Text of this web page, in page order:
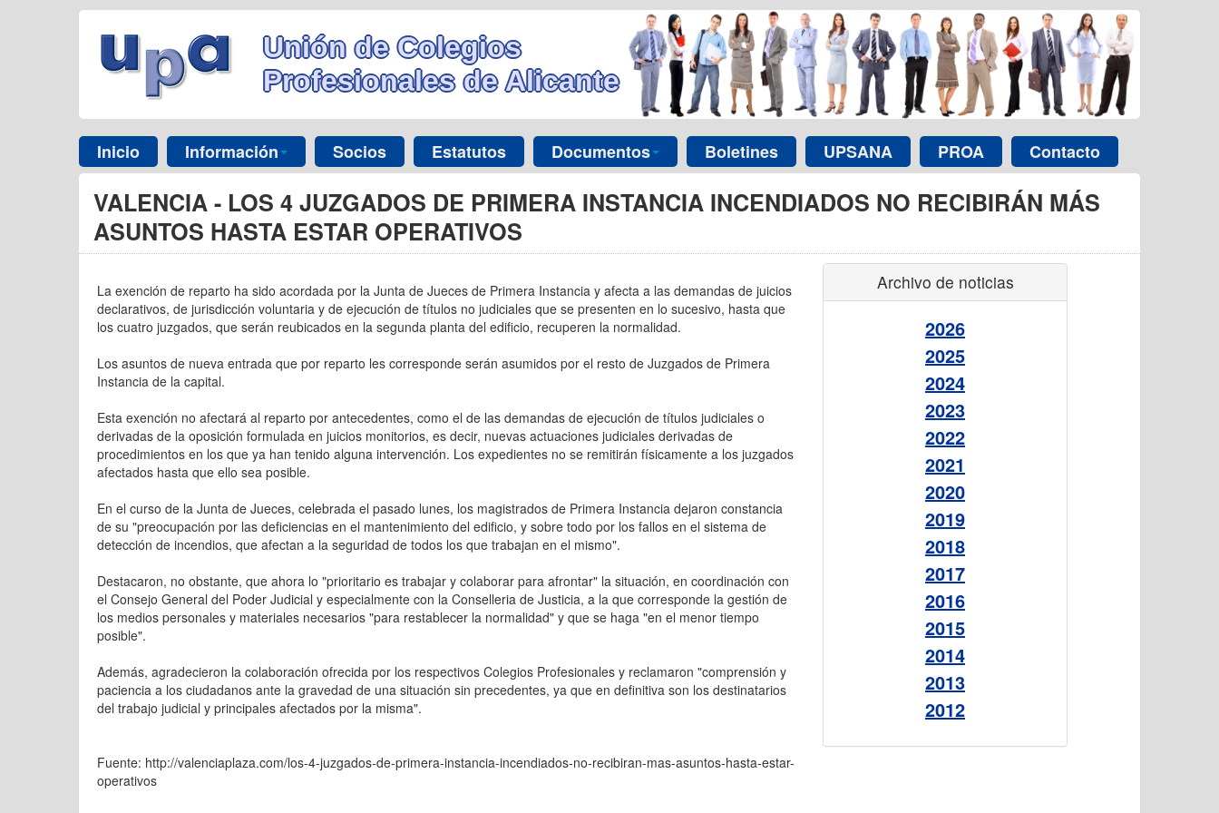
Unión de Colegios
Profesionales de Alicante
Inicio Información Socios Estatutos Documentos Boletines UPSANA PROA Contacto
VALENCIA - LOS 4 JUZGADOS DE PRIMERA INSTANCIA INCENDIADOS NO RECIBIRÁN MÁS
ASUNTOS HASTA ESTAR OPERATIVOS
La exención de reparto ha sido acordada por la Junta de Jueces de Primera Instancia y afecta a las demandas de juicios
declarativos, de jurisdicción voluntaria y de ejecución de títulos no judiciales que se presenten en lo sucesivo, hasta que
los cuatro juzgados, que serán reubicados en la segunda planta del edificio, recuperen la normalidad.
Los asuntos de nueva entrada que por reparto les corresponde serán asumidos por el resto de Juzgados de Primera
Instancia de la capital.
Esta exención no afectará al reparto por antecedentes, como el de las demandas de ejecución de títulos judiciales o
derivadas de la oposición formulada en juicios monitorios, es decir, nuevas actuaciones judiciales derivadas de
procedimientos en los que ya han tenido alguna intervención. Los expedientes no se remitirán físicamente a los juzgados
afectados hasta que ello sea posible.
En el curso de la Junta de Jueces, celebrada el pasado lunes, los magistrados de Primera Instancia dejaron constancia
de su "preocupación por las deficiencias en el mantenimiento del edificio, y sobre todo por los fallos en el sistema de
detección de incendios, que afectan a la seguridad de todos los que trabajan en el mismo".
Destacaron, no obstante, que ahora lo "prioritario es trabajar y colaborar para afrontar" la situación, en coordinación con
el Consejo General del Poder Judicial y especialmente con la Conselleria de Justicia, a la que corresponde la gestión de
los medios personales y materiales necesarios "para restablecer la normalidad" y que se haga "en el menor tiempo
posible".
Además, agradecieron la colaboración ofrecida por los respectivos Colegios Profesionales y reclamaron "comprensión y
paciencia a los ciudadanos ante la gravedad de una situación sin precedentes, ya que en definitiva son los destinatarios
del trabajo judicial y principales afectados por la misma".
Fuente: http://valenciaplaza.com/los-4-juzgados-de-primera-instancia-incendiados-no-recibiran-mas-asuntos-hasta-estar-
operativos
Archivo de noticias
2026
2025
2024
2023
2022
2021
2020
2019
2018
2017
2016
2015
2014
2013
2012